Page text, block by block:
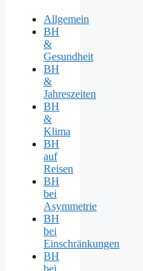
Allgemein
BH
&
Gesundheit
BH
&
Jahreszeiten
BH
&
Klima
BH
auf
Reisen
BH
bei
Asymmetrie
BH
bei
Einschränkungen
BH